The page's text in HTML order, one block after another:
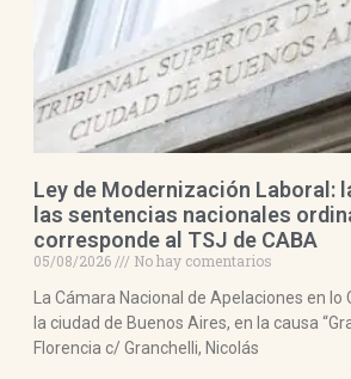
Ley de Modernización Laboral:
las sentencias nacionales
corresponde al TSJ de CABA
05/08/2026
No hay comentarios
La Cámara Nacional de Apelaciones en lo
la ciudad de Buenos Aires, en la causa
Florencia c/ Granchelli, Nicolás